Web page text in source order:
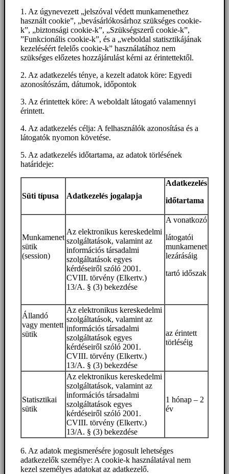
1. Az úgynevezett „jelszóval védett munkamenethez
használt cookie”, „bevásárlókosárhoz szükséges cookie-
k”, „biztonsági cookie-k”, „Szükségszerű cookie-k”,
”Funkcionális cookie-k”, és a „weboldal statisztikájának
kezeléséért felelős cookie-k” használatához nem
szükséges előzetes hozzájárulást kérni az érintettektől.
2. Az adatkezelés ténye, a kezelt adatok köre: Egyedi
azonosítószám, dátumok, időpontok
3. Az érintettek köre: A weboldalt látogató valamennyi
érintett.
4. Az adatkezelés célja: A felhasználók azonosítása és a
látogatók nyomon követése.
5. Az adatkezelés időtartama, az adatok törlésének
határideje:
Süti típusa Adatkezelés jogalapja
Adatkezelés
időtartama
Munkamenet
sütik
(session)
Az elektronikus kereskedelmi
szolgáltatások, valamint az
információs társadalmi
szolgáltatások egyes
kérdéseiről szóló 2001.
CVIII. törvény (Elkertv.)
13/A. § (3) bekezdése
A vonatkozó
látogatói
munkamenet
lezárásáig
tartó időszak
Állandó
vagy mentett
sütik
Az elektronikus kereskedelmi
szolgáltatások, valamint az
információs társadalmi
szolgáltatások egyes
kérdéseiről szóló 2001.
CVIII. törvény (Elkertv.)
13/A. § (3) bekezdése
az érintett
törléséig
Statisztikai
sütik
Az elektronikus kereskedelmi
szolgáltatások, valamint az
információs társadalmi
szolgáltatások egyes
kérdéseiről szóló 2001.
CVIII. törvény (Elkertv.)
13/A. § (3) bekezdése
1 hónap – 2
év
6. Az adatok megismerésére jogosult lehetséges
adatkezelők személye: A cookie-k használatával nem
kezel személyes adatokat az adatkezelő.